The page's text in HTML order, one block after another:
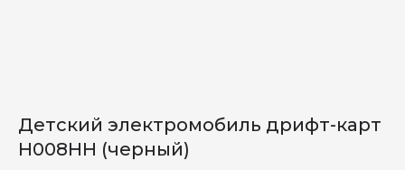
Детский электромобиль дрифт-карт
H008HH (черный)